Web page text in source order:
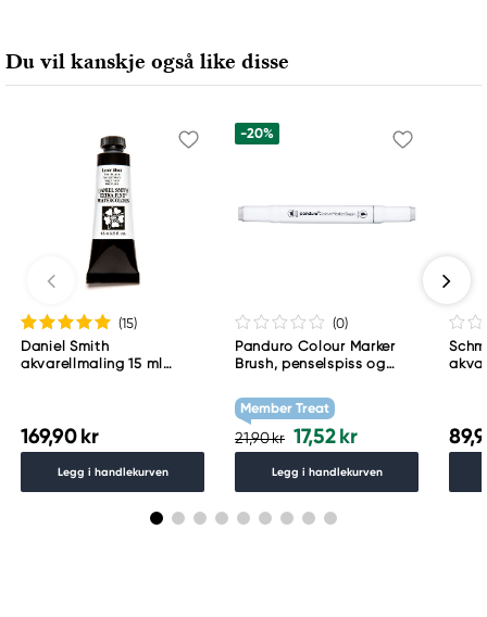
Du vil kanskje også like disse
(15)
Daniel Smith
akvarellmaling 15 ml
169,90 kr
Legg i handlekurven
-20%
(0)
Panduro Colour Marker
Brush, penselspiss og
grey 1 WG1
Member Treat
21,90 kr 17,52 kr
Legg i handlekurven